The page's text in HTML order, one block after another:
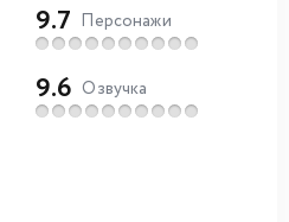
9.7 Персонажи
9.6 Озвучка